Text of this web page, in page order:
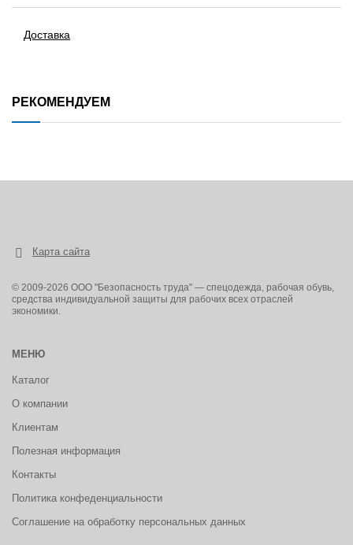
Доставка
РЕКОМЕНДУЕМ
Карта сайта
© 2009-2026 ООО "Безопасность труда" — спецодежда, рабочая обувь,
средства индивидуальной защиты для рабочих всех отраслей
экономики.
МЕНЮ
Каталог
О компании
Клиентам
Полезная информация
Контакты
Политика конфеденциальности
Соглашение на обработку персональных данных